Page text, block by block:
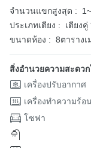
จำนวนแขกสูงสุด :
ประเภทเตียง :
เตียงคู่
ขนาดห้อง : 8ตารางเ
สิ่งอำนวยความสะดว
เครื่องปรับอากาศ
เครื่องทำความร้อน
โซฟา